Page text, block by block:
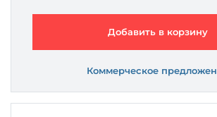
Добавить в корзину
Коммерческое